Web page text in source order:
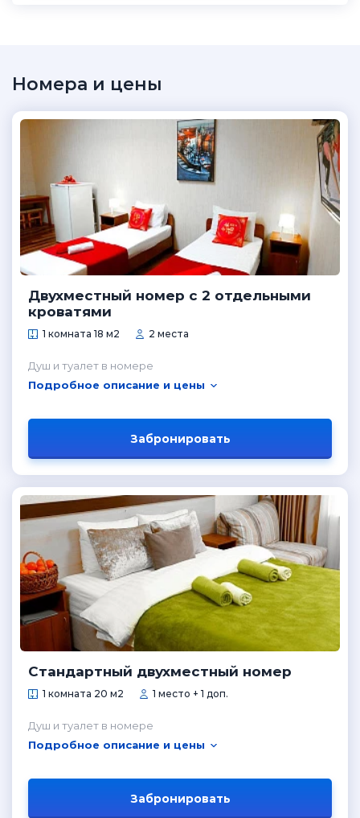
Номера и цены
Двухместный номер с 2 отдельными
кроватями
1 комната 18 м2 2 места
Душ и туалет в номере
Подробное описание и цены
Забронировать
Стандартный двухместный номер
1 комната 20 м2 1 место + 1 доп.
Душ и туалет в номере
Подробное описание и цены
Забронировать